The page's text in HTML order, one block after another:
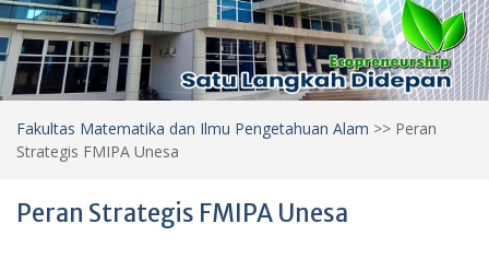
Fakultas Matematika dan Ilmu Pengetahuan Alam >> Peran
Strategis FMIPA Unesa
Peran Strategis FMIPA Unesa